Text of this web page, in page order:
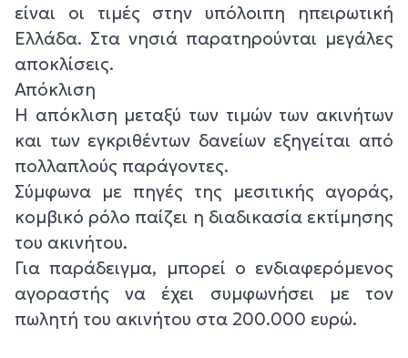
είναι οι τιμές στην υπόλοιπη ηπειρωτική
Ελλάδα. Στα νησιά παρατηρούνται μεγάλες
αποκλίσεις.
Απόκλιση
Η απόκλιση μεταξύ των τιμών των ακινήτων
και των εγκριθέντων δανείων εξηγείται από
πολλαπλούς παράγοντες.
Σύμφωνα με πηγές της μεσιτικής αγοράς,
κομβικό ρόλο παίζει η διαδικασία εκτίμησης
του ακινήτου.
Για παράδειγμα, μπορεί ο ενδιαφερόμενος
αγοραστής να έχει συμφωνήσει με τον
πωλητή του ακινήτου στα 200.000 ευρώ.